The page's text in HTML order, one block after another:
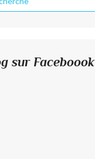
sur Faceboook